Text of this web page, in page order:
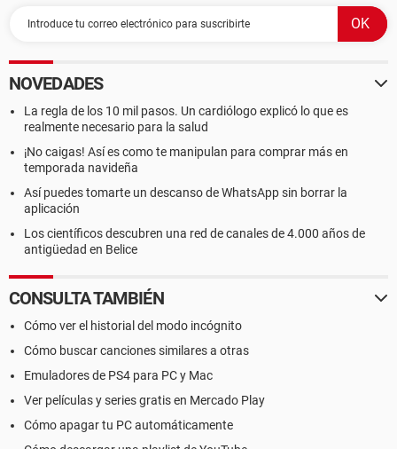
NOVEDADES
La regla de los 10 mil pasos. Un cardiólogo explicó lo que es
realmente necesario para la salud
¡No caigas! Así es como te manipulan para comprar más en
temporada navideña
Así puedes tomarte un descanso de WhatsApp sin borrar la
aplicación
Los científicos descubren una red de canales de 4.000 años de
antigüedad en Belice
CONSULTA TAMBIÉN
Cómo ver el historial del modo incógnito
Cómo buscar canciones similares a otras
Emuladores de PS4 para PC y Mac
Ver películas y series gratis en Mercado Play
Cómo apagar tu PC automáticamente